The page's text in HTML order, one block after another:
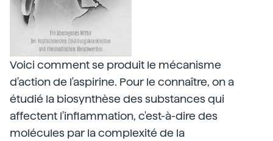
Voici comment se produit le mécanisme
d'action de l'aspirine. Pour le connaître, on a
étudié la biosynthèse des substances qui
affectent l'inflammation, c'est-à-dire des
molécules par la complexité de la